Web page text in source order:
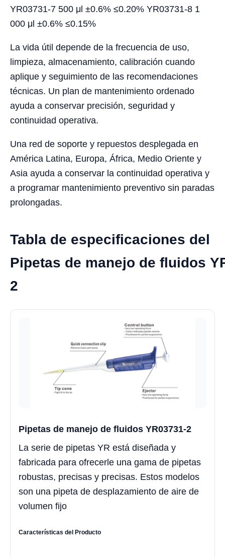
YR03731-7 500 μl ±0.6% ≤0.20% YR03731-8 1
000 μl ±0.6% ≤0.15%
La vida útil depende de la frecuencia de uso,
limpieza, almacenamiento, calibración cuando
aplique y seguimiento de las recomendaciones
técnicas. Un plan de mantenimiento ordenado
ayuda a conservar precisión, seguridad y
continuidad operativa.
Una red de soporte y repuestos desplegada en
América Latina, Europa, África, Medio Oriente y
Asia ayuda a conservar la continuidad operativa y
a programar mantenimiento preventivo sin paradas
prolongadas.
Tabla de especificaciones del
Pipetas de manejo de fluidos
2
Pipetas de manejo de fluidos YR03731-2
La serie de pipetas YR está diseñada y
fabricada para ofrecerle una gama de pipetas
robustas, precisas y precisas. Estos modelos
son una pipeta de desplazamiento de aire de
volumen fijo
Características del Producto